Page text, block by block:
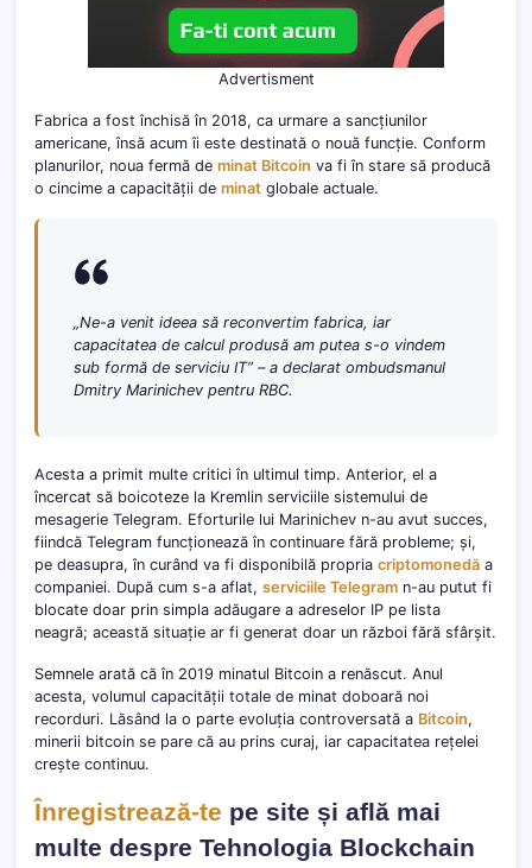
Advertisment
Fabrica a fost închisă în 2018, ca urmare a sancțiunilor
americane, însă acum îi este destinată o nouă funcție. Conform
planurilor, noua fermă de minat Bitcoin va fi în stare să producă
o cincime a capacității de minat globale actuale.
„Ne-a venit ideea să reconvertim fabrica, iar
capacitatea de calcul produsă am putea s-o vindem
sub formă de serviciu IT” –a declarat ombudsmanul
Dmitry Marinichev pentru RBC.
Acesta a primit multe critici în ultimul timp. Anterior, el a
încercat să boicoteze la Kremlin serviciile sistemului de
mesagerie Telegram. Eforturile lui Marinichev n-au avut succes,
fiindcă Telegram funcționează în continuare fără probleme; și,
pe deasupra, în curând va fi disponibilă propria criptomonedă a
companiei. După cum s-a aflat, serviciile Telegram n-au putut fi
blocate doar prin simpla adăugare a adreselor IP pe lista
neagră; această situație ar fi generat doar un război fără sfârșit.
Semnele arată că în 2019 minatul Bitcoin a renăscut. Anul
acesta, volumul capacității totale de minat doboară noi
recorduri. Lăsând la o parte evoluția controversată a Bitcoin,
minerii bitcoin se pare că au prins curaj, iar capacitatea rețelei
crește continuu.
Înregistrează-te pe site și află mai
multe despre Tehnologia Blockchain